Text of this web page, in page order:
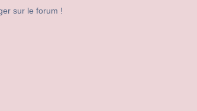
sur le forum !